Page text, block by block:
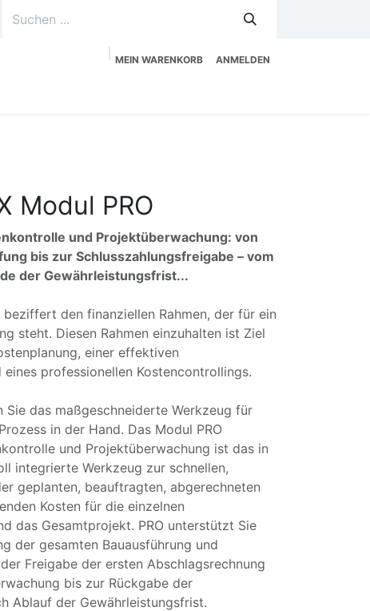
MEIN WARENKORB ANMELDEN
Modul PRO
und Projektüberwachung: von
bis zur Schlusszahlungsfreigabe – vom
der Gewährleistungsfrist...
den finanziellen Rahmen, der für ein
steht. Diesen Rahmen einzuhalten ist Ziel
einer effektiven
professionellen Kostencontrollings.
Sie das maßgeschneiderte Werkzeug für
in der Hand. Das Modul PRO
und Projektüberwachung ist das in
integrierte Werkzeug zur schnellen,
geplanten, beauftragten, abgerechneten
Kosten für die einzelnen
das Gesamtprojekt. PRO unterstützt Sie
der gesamten Bauausführung und
Freigabe der ersten Abschlagsrechnung
bis zur Rückgabe der
Ablauf der Gewährleistungsfrist.